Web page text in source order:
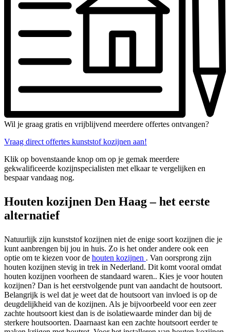
Wil je graag gratis en vrijblijvend meerdere offertes ontvangen?
Vraag direct offertes kunststof kozijnen aan!
Klik op bovenstaande knop om op je gemak meerdere
gekwalificeerde kozijnspecialisten met elkaar te vergelijken en
bespaar vandaag nog.
Houten kozijnen Den Haag – het eerste
alternatief
Natuurlijk zijn kunststof kozijnen niet de enige soort kozijnen die je
kunt aanbrengen bij jou in huis. Zo is het onder andere ook een
optie om te kiezen voor de houten kozijnen . Van oorsprong zijn
houten kozijnen stevig in trek in Nederland. Dit komt vooral omdat
houten kozijnen voorheen de standaard waren.. Kies je voor houten
kozijnen? Dan is het eerstvolgende punt van aandacht de houtsoort.
Belangrijk is wel dat je weet dat de houtsoort van invloed is op de
deugdelijkheid van de kozijnen. Als je bijvoorbeeld voor een zeer
zachte houtsoort kiest dan is de isolatiewaarde minder dan bij de
sterkere houtsoorten. Daarnaast kan een zachte houtsoort eerder te